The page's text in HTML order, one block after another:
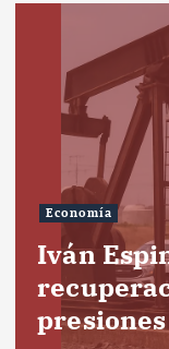
Economía
Iván